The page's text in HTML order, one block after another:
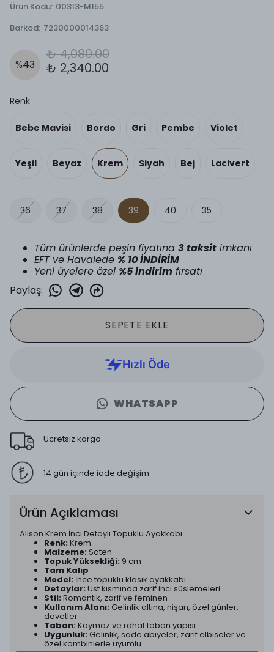
Ürün Kodu: 00313-M155
Barkod: 7230000014363
%43
₺ 4,080.00
₺ 2,340.00
Renk
Bebe Mavisi Bordo Gri Pembe Violet
Yeşil Beyaz Krem Siyah Bej Lacivert
36 37 38 39 40 35
Tüm ürünlerde peşin fiyatına 3 taksit imkanı
EFT ve Havalede % 10 İNDİRİM
Yeni üyelere özel %5 indirim fırsatı
Paylaş:
SEPETE EKLE
WHATSAPP
Ücretsiz kargo
14 gün içinde iade değişim
Ürün Açıklaması
Alison Krem İnci Detaylı Topuklu Ayakkabı
Renk: Krem
Malzeme: Saten
Topuk Yüksekliği: 9 cm
Tam Kalıp
Model: İnce topuklu klasik ayakkabı
Detaylar: Üst kısmında zarif inci süslemeleri
Stil: Romantik, zarif ve feminen
Kullanım Alanı: Gelinlik altına, nişan, özel günler,
davetler
Taban: Kaymaz ve rahat taban yapısı
Uygunluk: Gelinlik, sade abiyeler, zarif elbiseler ve
özel kombinlerle uyumlu